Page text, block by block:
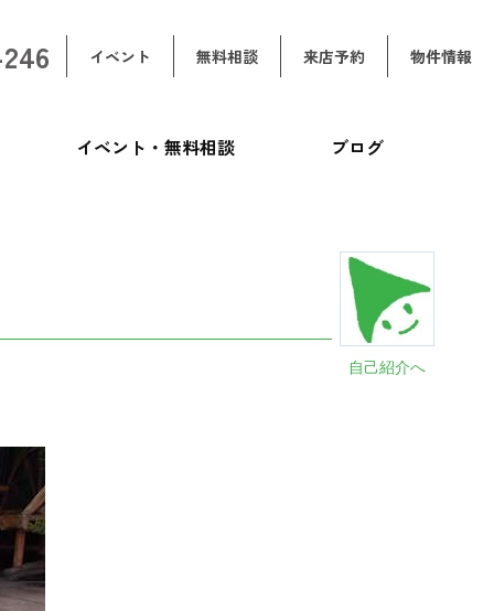
イベント 無料相談 来店予約 物件情報
イベント・無料相談 ブログ
自己紹介へ